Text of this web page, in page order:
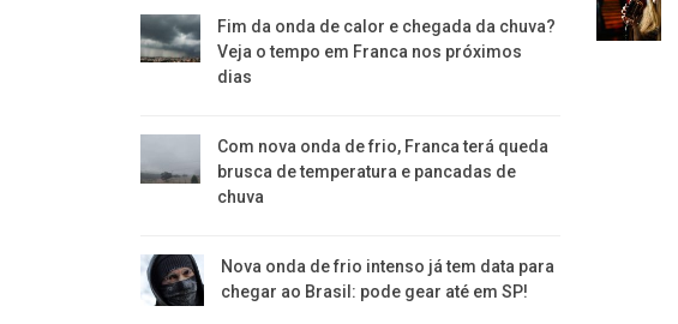
Fim da onda de calor e chegada da chuva?
Veja o tempo em Franca nos próximos
dias
Com nova onda de frio, Franca terá queda
brusca de temperatura e pancadas de
chuva
Nova onda de frio intenso já tem data para
chegar ao Brasil: pode gear até em SP!